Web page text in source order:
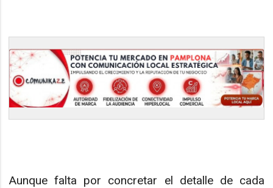
Aunque falta por concretar el detalle de cada